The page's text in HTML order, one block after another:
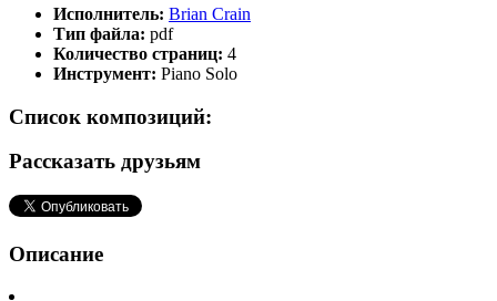
Исполнитель: Brian Crain
Тип файла: pdf
Количество страниц: 4
Инструмент: Piano Solo
Список композиций:
Рассказать друзьям
Описание